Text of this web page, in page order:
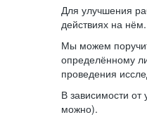
Для улучшения
действиях на
Мы можем
определённому
проведения
В зависимости
можно).